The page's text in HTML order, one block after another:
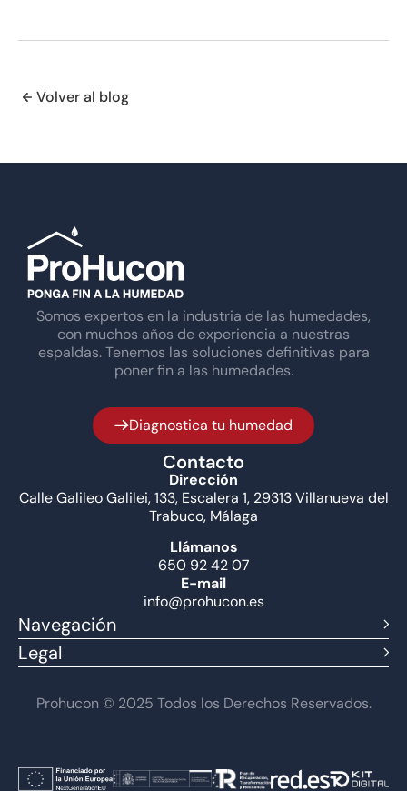
Volver al blog
Somos expertos en la industria de las humedades,
con muchos años de experiencia a nuestras
espaldas. Tenemos las soluciones definitivas para
poner fin a las humedades.
Diagnostica tu humedad
Contacto
Dirección
Calle Galileo Galilei, 133, Escalera 1, 29313 Villanueva del
Trabuco, Málaga
Llámanos
650 92 42 07
E-mail
info@prohucon.es
Navegación
Legal
Prohucon © 2025 Todos los Derechos Reservados.